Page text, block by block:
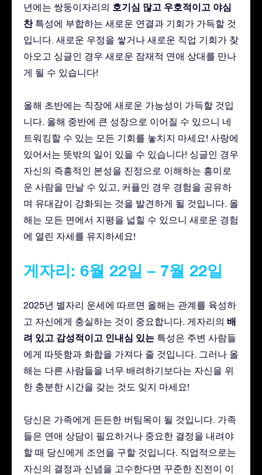
년에는 쌍둥이자리의 호기심 많고 우호적이고 야심
찬특성에 부합하는 새로운 연결과 기회가 가득할 것
입니다. 새로운 우정을 쌓거나 새로운 직업 기회가 찾
아오고 싱글인 경우 새로운 잠재적 연애 상대를 만나
게 될 수 있습니다!
올해 초반에는 직장에 새로운 가능성이 가득할 것입
니다. 올해 중반에 큰 성장으로 이어질 수 있으니 네
트워킹할 수 있는 모든 기회를 놓치지 마세요! 사랑에
있어서는 뜻밖의 일이 있을 수 있습니다! 싱글인 경우
자신의 즉흥적인 본성을 진정으로 이해하는 흥미로
운 사람을 만날 수 있고, 커플인 경우 경험을 공유하
며 유대감이 강화되는 것을 발견하게 될 것입니다. 올
해는 모든 면에서 지평을 넓힐 수 있으니 새로운 경험
에 열린 자세를 유지하세요!
게자리: 6월 22일 – 7월 22일
2025년 별자리 운세에 따르면 올해는 관계를 육성하
고 자신에게 충실하는 것이 중요합니다. 게자리의 배
려 있고 감성적이고 인내심 있는 특성은 주변 사람들
에게 따뜻함과 화합을 가져다 줄 것입니다. 그러나 올
해는 다른 사람들을 너무 배려하기보다는 자신을 위
한 충분한 시간을 갖는 것도 잊지 마세요!
당신은 가족에게 든든한 버팀목이 될 것입니다. 가족
들은 연애 상담이 필요하거나 중요한 결정을 내려야
할 때 당신에게 조언을 구할 것입니다. 직업적으로는
자신의 결정과 신념을 고수한다면 꾸준한 진전이 이